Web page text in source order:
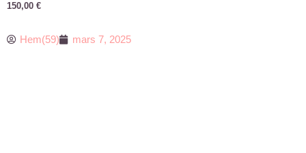
150,00 €
Hem(59) mars 7, 2025